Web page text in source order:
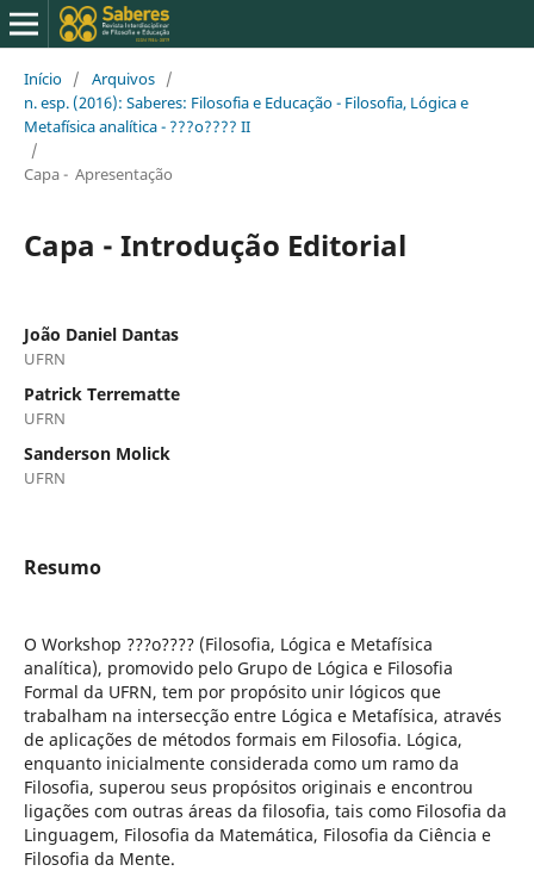
Início / Arquivos /
n. esp. (2016): Saberes: Filosofia e Educação - Filosofia, Lógica e
Metafísica analítica - ???o???? II
/
Capa - Apresentação
Capa - Introdução Editorial
João Daniel Dantas
UFRN
Patrick Terrematte
UFRN
Sanderson Molick
UFRN
Resumo
O Workshop ???o???? (Filosofia, Lógica e Metafísica
analítica), promovido pelo Grupo de Lógica e Filosofia
Formal da UFRN, tem por propósito unir lógicos que
trabalham na intersecção entre Lógica e Metafísica, através
de aplicações de métodos formais em Filosofia. Lógica,
enquanto inicialmente considerada como um ramo da
Filosofia, superou seus propósitos originais e encontrou
ligações com outras áreas da filosofia, tais como Filosofia da
Linguagem, Filosofia da Matemática, Filosofia da Ciência e
Filosofia da Mente.